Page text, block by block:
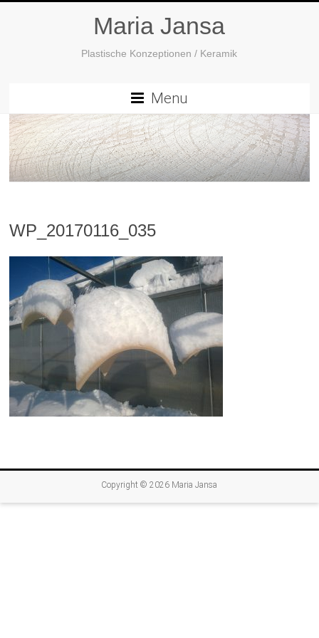
Maria Jansa
Plastische Konzeptionen / Keramik
Menu
WP_20170116_035
Copyright © 2026 Maria Jansa